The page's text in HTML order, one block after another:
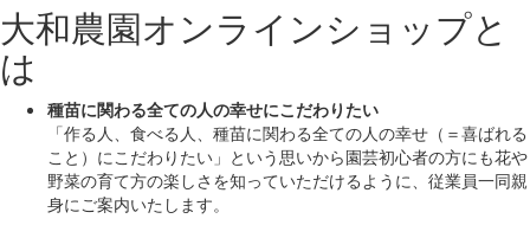
大和農園オンラインショップと
は
種苗に関わる全ての人の幸せにこだわりたい
「作る人、食べる人、種苗に関わる全ての人の幸せ（＝喜ばれる
こと）にこだわりたい」 という思いから園芸初心者の方にも花や
野菜の育て方の楽しさを知っていただけるように、従業員一同親
身にご案内いたします。